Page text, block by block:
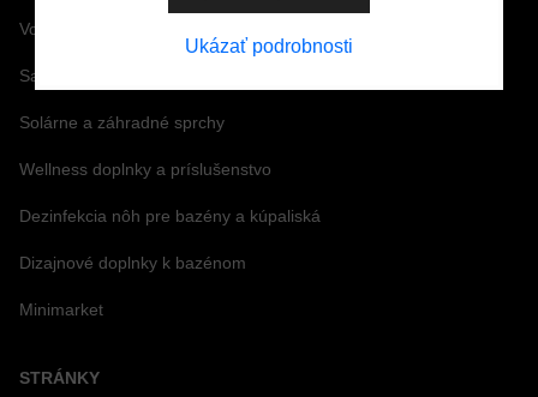
Vonné arómy a esencie
Saunové doplnky a Infra
Solárne a záhradné sprchy
Wellness doplnky a príslušenstvo
Dezinfekcia nôh pre bazény a kúpaliská
Dizajnové doplnky k bazénom
Minimarket
STRÁNKY
Ukázať podrobnosti